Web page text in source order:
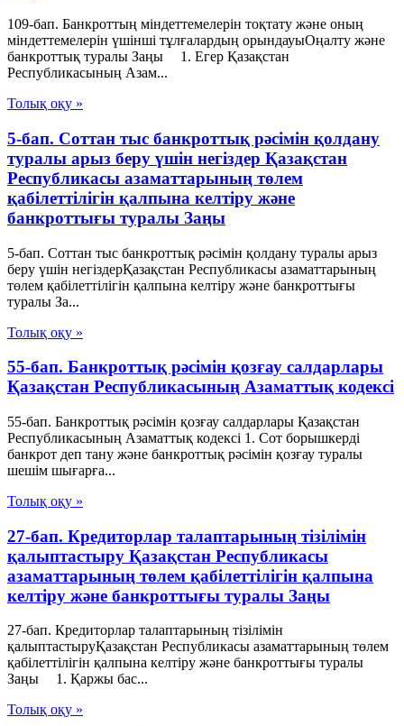
109-бап. Банкроттың міндеттемелерін тоқтату және оның
міндеттемелерін үшінші тұлғалардың орындауыОңалту және
банкроттық туралы Заңы 1. Егер Қазақстан
Республикасының Азам...
Толық оқу »
5-бап. Соттан тыс банкроттық рәсімін қолдану
туралы арыз беру үшін негіздер Қазақстан
Республикасы азаматтарының төлем
қабілеттілігін қалпына келтіру және
банкроттығы туралы Заңы
5-бап. Соттан тыс банкроттық рәсімін қолдану туралы арыз
беру үшін негіздерҚазақстан Республикасы азаматтарының
төлем қабілеттілігін қалпына келтіру және банкроттығы
туралы За...
Толық оқу »
55-бап. Банкроттық рәсімін қозғау салдарлары
Қазақстан Республикасының Азаматтық кодексi
55-бап. Банкроттық рәсімін қозғау салдарлары Қазақстан
Республикасының Азаматтық кодексi 1. Сот борышкерді
банкрот деп тану және банкроттық рәсімін қозғау туралы
шешім шығарға...
Толық оқу »
27-бап. Кредиторлар талаптарының тізілімін
қалыптастыру Қазақстан Республикасы
азаматтарының төлем қабілеттілігін қалпына
келтіру және банкроттығы туралы Заңы
27-бап. Кредиторлар талаптарының тізілімін
қалыптастыруҚазақстан Республикасы азаматтарының төлем
қабілеттілігін қалпына келтіру және банкроттығы туралы
Заңы 1. Қаржы бас...
Толық оқу »